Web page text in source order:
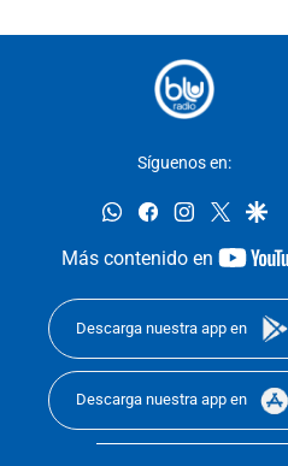
Síguenos en:
whatsappfacebookinstagram
twitter
Más contenido en
Descarga nuestra app en
Descarga nuestra app en